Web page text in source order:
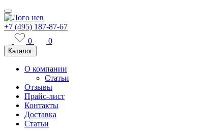
+7 (495) 187-87-67
0
0
Каталог
О компании
Статьи
Отзывы
Прайс-лист
Контакты
Доставка
Статьи